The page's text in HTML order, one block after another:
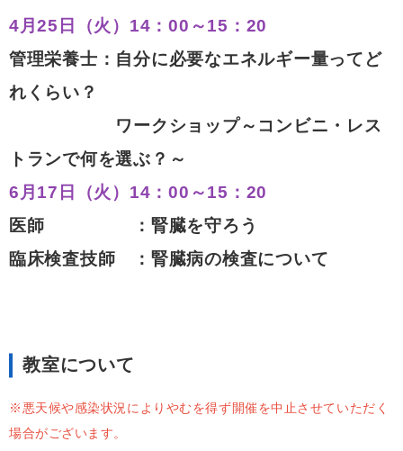
4月25日（火）14：00～15：20
管理栄養士：自分に必要なエネルギー量ってど
れくらい？
ワークショップ～コンビニ・レス
トランで何を選ぶ？～
6月17日（火）14：00～15：20
医師 ：腎臓を守ろう
臨床検査技師 ：腎臓病の検査について
教室について
※悪天候や感染状況によりやむを得ず開催を中止させていただく
場合がございます。